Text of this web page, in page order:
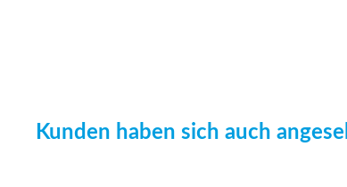
Kunden haben sich auch